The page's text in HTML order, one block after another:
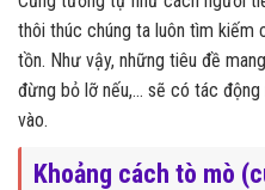
thôi thúc chúng ta luôn tìm kiếm
tồn. Như vậy, những tiêu đề
đừng bỏ lỡ nếu,… sẽ có tác
vào.
Khoảng cách tò mò